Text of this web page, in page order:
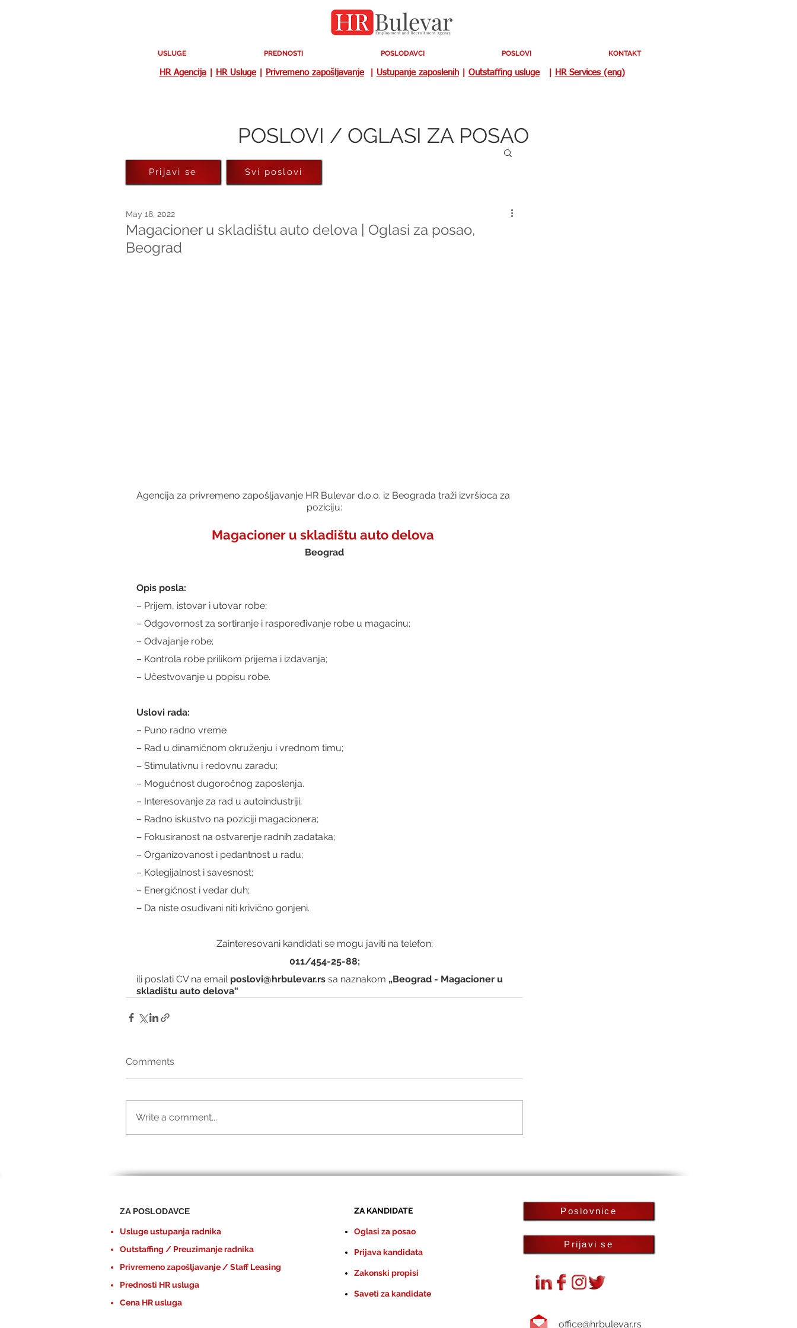
USLUGE PREDNOSTI POSLODAVCI POSLOVI KONTAKT
HR Agencija| HR Usluge| Privremeno zapošljavanje| Ustupanje zaposlenih| Outstaffing usluge| HR Services (eng)
POSLOVI / OGLASI ZA POSAO
Magacioner u skladištu auto delova | Oglasi za posao,
Beograd
May 18, 2022
Agencija za privremeno zapošljavanje HR Bulevar d.o.o. iz Beograda traži izvršioca za
poziciju:
Magacioner u skladištu auto delova
Beograd
Opis posla:
– Prijem, istovar i utovar robe;
– Odgovornost za sortiranje i raspoređivanje robe u magacinu;
– Odvajanje robe;
– Kontrola robe prilikom prijema i izdavanja;
– Učestvovanje u popisu robe.
Uslovi rada:
– Puno radno vreme
– Rad u dinamičnom okruženju i vrednom timu;
– Stimulativnu i redovnu zaradu;
– Mogućnost dugoročnog zaposlenja.
– Interesovanje za rad u autoindustriji;
– Radno iskustvo na poziciji magacionera;
– Fokusiranost na ostvarenje radnih zadataka;
– Organizovanost i pedantnost u radu;
– Kolegijalnost i savesnost;
– Energičnost i vedar duh;
– Da niste osuđivani niti krivično gonjeni.
Zainteresovani kandidati se mogu javiti na telefon:
011/454-25-88;
ili poslati CV na email poslovi@hrbulevar.rs sa naznakom „Beograd - Magacioner u
skladištu auto delova“
Comments
Write a comment...
Prijavi se Svi poslovi
ZA POSLODAVCE
Usluge ustupanja radnika
Outstaffing / Preuzimanje radnika
Privremeno zapošljavanje / Staff Leasing
Prednosti HR usluga
Cena HR usluga
ZA KANDIDATE
Oglasi za posao
Prijava kandidata
Zakonski propisi
Saveti za kandidate
Poslovnice
Prijavi se
office@hrbulevar.rs